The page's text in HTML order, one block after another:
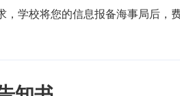
，学校将您的信息报备海事局后，